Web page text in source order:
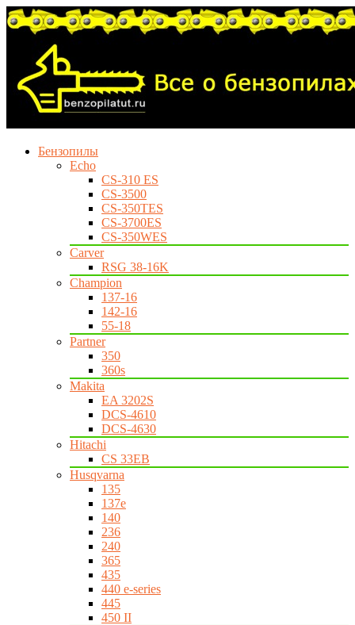
Бензопилы
Echo
CS-310 ES
CS-3500
CS-350TES
CS-3700ES
CS-350WES
Carver
RSG 38-16K
Champion
137-16
142-16
55-18
Partner
350
360s
Makita
EA 3202S
DCS-4610
DCS-4630
Hitachi
CS 33EB
Husqvarna
135
137e
140
236
240
365
435
440 e-series
445
450 II